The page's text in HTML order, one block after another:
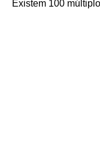
Existem 100